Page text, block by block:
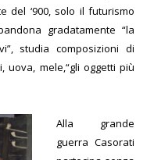
del ‘900, solo il futurismo
gradatamente “la
studia composizioni di
uova, mele,“gli oggetti più
Alla grande
guerra Casorati